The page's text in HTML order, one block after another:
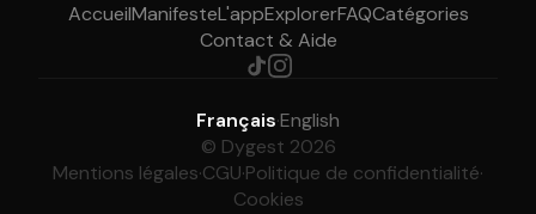
AccueilManifesteL'appExplorerFAQCatégories
Contact & Aide
Français·English
© Dygest 2026
Mentions légales·CGU·Politique de confidentialité·
Cookies